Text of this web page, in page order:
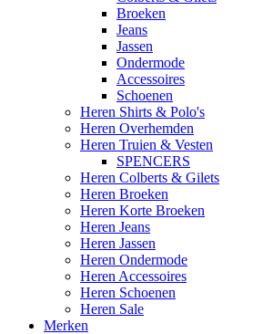
Broeken
Jeans
Jassen
Ondermode
Accessoires
Schoenen
Heren Shirts & Polo's
Heren Overhemden
Heren Truien & Vesten
SPENCERS
Heren Colberts & Gilets
Heren Broeken
Heren Korte Broeken
Heren Jeans
Heren Jassen
Heren Ondermode
Heren Accessoires
Heren Schoenen
Heren Sale
Merken